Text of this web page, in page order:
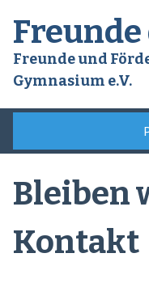
content
Freunde
Freunde und
Gymnasium e.V.
Bleiben
Kontakt